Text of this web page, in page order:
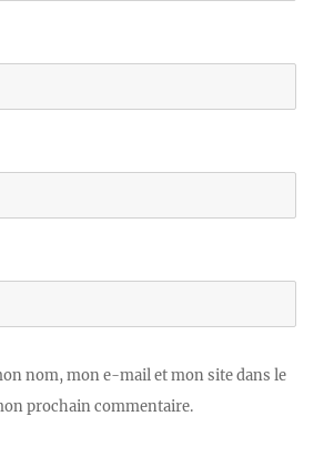
nom, mon e-mail et mon site dans le
prochain commentaire.